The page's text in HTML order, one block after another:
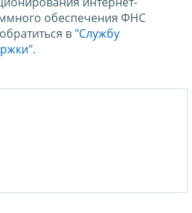
обеспечения ФНС
в "Службу